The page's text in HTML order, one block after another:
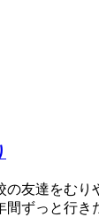
の友達をむり
間ずっと行き